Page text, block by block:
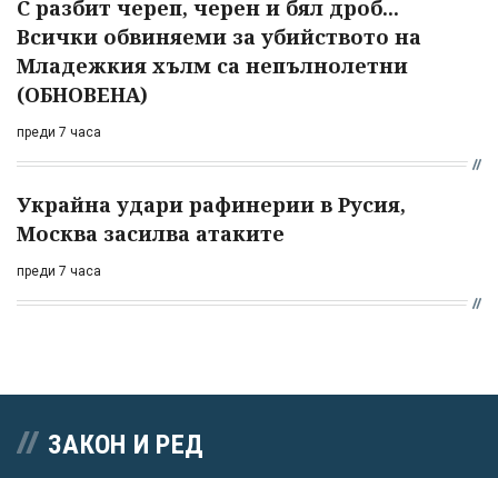
С разбит череп, черен и бял дроб...
Всички обвиняеми за убийството на
Младежкия хълм са непълнолетни
(ОБНОВЕНА)
преди 7 часа
Украйна удари рафинерии в Русия,
Москва засилва атаките
преди 7 часа
ЗАКОН И РЕД